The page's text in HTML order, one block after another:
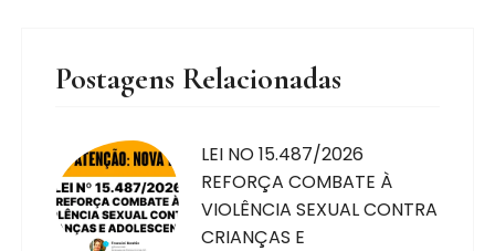
Postagens Relacionadas
LEI NO 15.487/2026
REFORÇA COMBATE À
VIOLÊNCIA SEXUAL CONTRA
CRIANÇAS E